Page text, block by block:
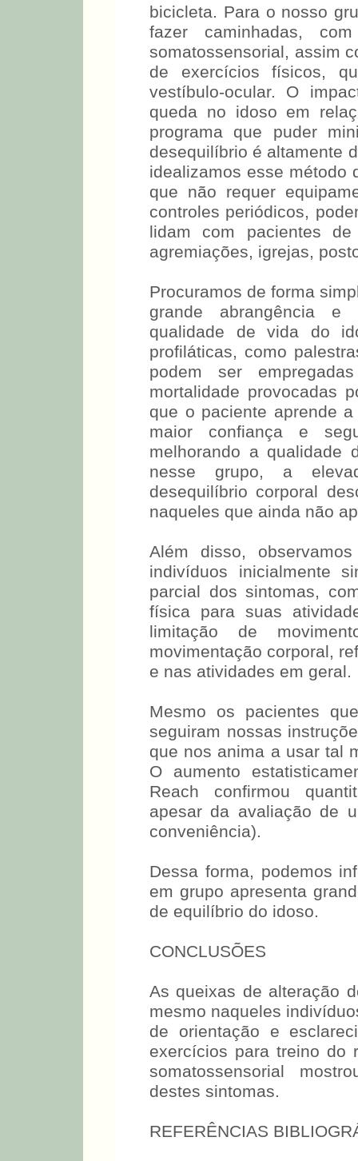
bicicleta. Para o nosso
fazer caminhadas,
somatossensorial, assim
de exercícios físicos,
vestíbulo-ocular. O
queda no idoso em
programa que puder
desequilíbrio é altamente
idealizamos esse método
que não requer
controles periódicos,
lidam com pacientes
agremiações, igrejas,
Procuramos de forma
grande abrangência e
qualidade de vida do
profiláticas, como
podem ser
mortalidade provocadas
que o paciente aprende
maior confiança e
melhorando a qualidade
nesse grupo, a
desequilíbrio corporal
naqueles que ainda não
Além disso,
indivíduos inicialmente
parcial dos sintomas,
física para suas
limitação de
movimentação corporal,
e nas atividades em geral.
Mesmo os pacientes
seguiram nossas
que nos anima a usar tal
O aumento
Reach confirmou
apesar da avaliação de
conveniência).
Dessa forma, podemos
em grupo apresenta
de equilíbrio do idoso.
CONCLUSÕES
As queixas de alteração
mesmo naqueles
de orientação e
exercícios para treino do
somatossensorial
destes sintomas.
REFERÊNCIAS